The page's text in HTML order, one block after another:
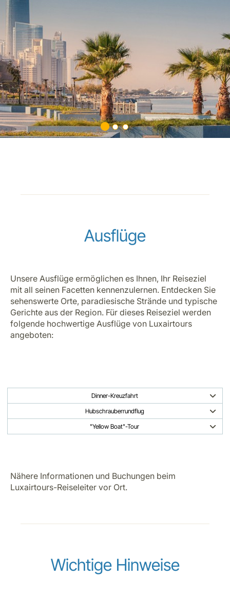
Ausflüge
Unsere Ausflüge ermöglichen es Ihnen, Ihr Reiseziel
mit all seinen Facetten kennenzulernen. Entdecken Sie
sehenswerte Orte, paradiesische Strände und typische
Gerichte aus der Region. Für dieses Reiseziel werden
folgende hochwertige Ausflüge von Luxairtours
angeboten:
Dinner-Kreuzfahrt
Hubschrauberrundflug
"Yellow Boat"-Tour
Nähere Informationen und Buchungen beim
Luxairtours-Reiseleiter vor Ort.
Wichtige Hinweise